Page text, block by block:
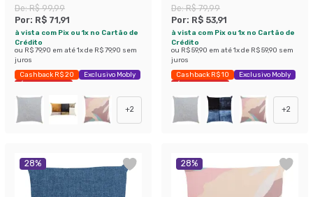
Linho Azul 43x43 cm
De:R$ 99,99
Por: R$ 71,91
à vista com Pix ou 1x no Cartão de
Crédito
ou R$ 79,90 em até1x de R$ 79,90 sem
juros
Cashback R$ 20
Exclusivo Mobly
Últimas peças
+2
Linho Amarela 30x50 cm
De:R$ 79,99
Por: R$ 53,91
à vista com Pix ou 1x no Cartão de
Crédito
ou R$ 59,90 em até1x de R$ 59,90 sem
juros
Cashback R$ 10
Exclusivo Mobly
Últimas peças
+2
28% 28%